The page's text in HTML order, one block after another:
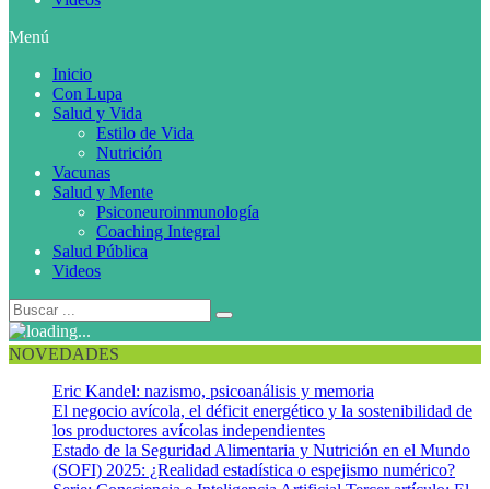
Menú
Inicio
Con Lupa
Salud y Vida
Estilo de Vida
Nutrición
Vacunas
Salud y Mente
Psiconeuroinmunología
Coaching Integral
Salud Pública
Videos
NOVEDADES
Eric Kandel: nazismo, psicoanálisis y memoria
El negocio avícola, el déficit energético y la sostenibilidad de
los productores avícolas independientes
Estado de la Seguridad Alimentaria y Nutrición en el Mundo
(SOFI) 2025: ¿Realidad estadística o espejismo numérico?